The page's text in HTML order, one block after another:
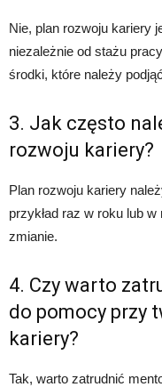
Nie, plan rozwoju kariery
niezależnie od stażu
środki, które należy
3. Jak często
rozwoju kariery?
Plan rozwoju kariery
przykład raz w roku lub
zmianie.
4. Czy warto
do pomocy przy
kariery?
Tak, warto zatrudnić